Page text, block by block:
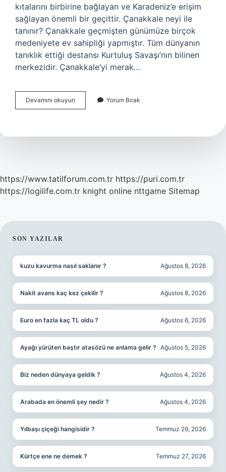
kıtalarını birbirine bağlayan ve Karadeniz’e erişim
sağlayan önemli bir geçittir. Çanakkale neyi ile
tanınır? Çanakkale geçmişten günümüze birçok
medeniyete ev sahipliği yapmıştır. Tüm dünyanın
tanıklık ettiği destansı Kurtuluş Savaşı’nın bilinen
merkezidir. Çanakkale’yi merak…
Devamını okuyun Çanakkaleye
Neden
Yorum Bırak
https://www.tatilforum.com.tr https://puri.com.tr
https://logilife.com.tr knight online nttgame Sitemap
SIDEBAR
SON YAZILAR
kuzu kavurma nasıl saklanır ? Ağustos 8, 2026
Nakit avans kaç kez çekilir ? Ağustos 8, 2026
Euro en fazla kaç TL oldu ? Ağustos 6, 2026
Ayağı yürüten baştır atasözü ne anlama gelir ? Ağustos 5, 2026
Biz neden dünyaya geldik ? Ağustos 4, 2026
Arabada en önemli şey nedir ? Ağustos 4, 2026
Yılbaşı çiçeği hangisidir ? Temmuz 29, 2026
Kürtçe ene ne demek ? Temmuz 27, 2026